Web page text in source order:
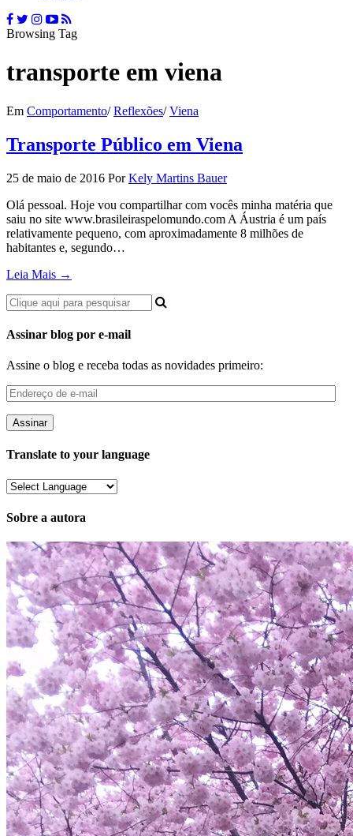
Browsing Tag
transporte em viena
Em Comportamento/ Reflexões/ Viena
Transporte Público em Viena
25 de maio de 2016 Por Kely Martins Bauer
Olá pessoal. Hoje vou compartilhar com vocês minha matéria que
saiu no site www.brasileiraspelomundo.com A Áustria é um país
relativamente pequeno, com aproximadamente 8 milhões de
habitantes e, segundo…
Leia Mais →
Assinar blog por e-mail
Assine o blog e receba todas as novidades primeiro:
Endereço
de
e-
mail
Translate to your language
Sobre a autora